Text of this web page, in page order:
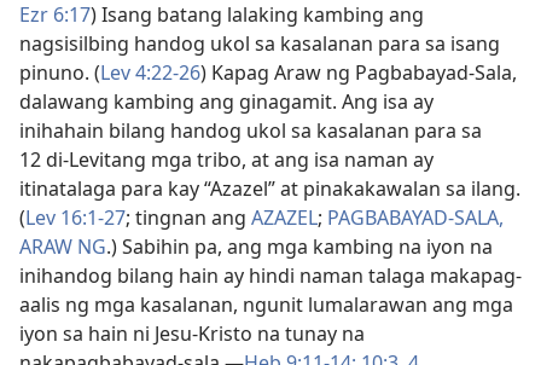
Ezr 6:17) Isang batang lalaking kambing ang
nagsisilbing handog ukol sa kasalanan para sa isang
pinuno. (Lev 4:22-26) Kapag Araw ng Pagbabayad-Sala,
dalawang kambing ang ginagamit. Ang isa ay
inihahain bilang handog ukol sa kasalanan para sa
12 di-Levitang mga tribo, at ang isa naman ay
itinatalaga para kay “Azazel” at pinakakawalan sa ilang.
(Lev 16:1-27; tingnan ang AZAZEL; PAGBABAYAD-SALA,
ARAW NG.) Sabihin pa, ang mga kambing na iyon na
inihandog bilang hain ay hindi naman talaga makapag-
aalis ng mga kasalanan, ngunit lumalarawan ang mga
iyon sa hain ni Jesu-Kristo na tunay na